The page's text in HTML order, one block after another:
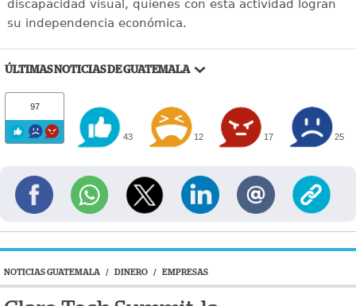
discapacidad visual, quienes con esta actividad logran
su independencia económica.
ÚLTIMAS NOTICIAS DE GUATEMALA
97
43 12 17 25
NOTICIAS GUATEMALA / DINERO / EMPRESAS